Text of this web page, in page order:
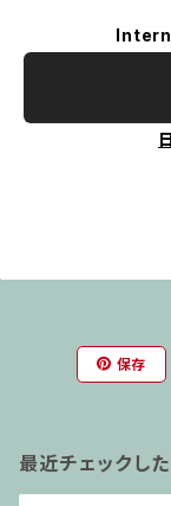
保存
最近チェックし